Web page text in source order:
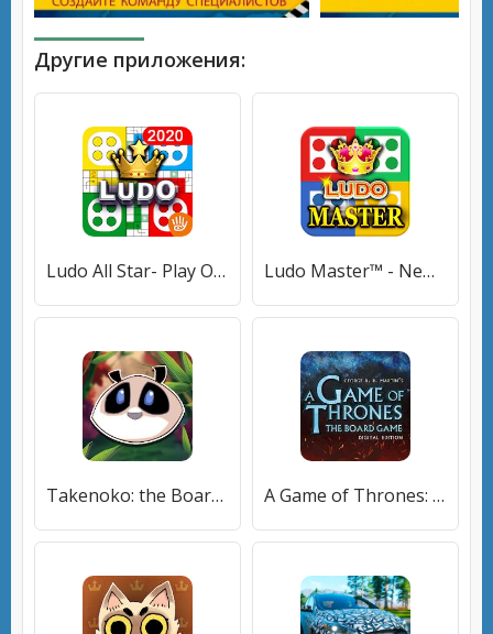
Другие приложения:
Ludo All Star- Play Online Ludo Game & Board Games Ludo Master™ - New Ludo Board Game 2021 For Free
Takenoko: the Board Game - Puzzle & Strategy A Game of Thrones: The Board Game